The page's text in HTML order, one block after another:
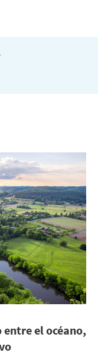
el océano,